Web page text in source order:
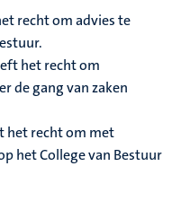
recht om advies te
het recht om
de gang van zaken
het recht om met
het College van Bestuur